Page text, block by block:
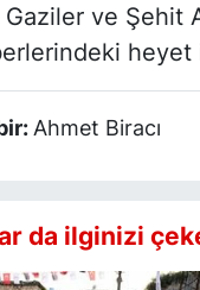
ve Şehit
Ahmet Biracı
da ilginizi